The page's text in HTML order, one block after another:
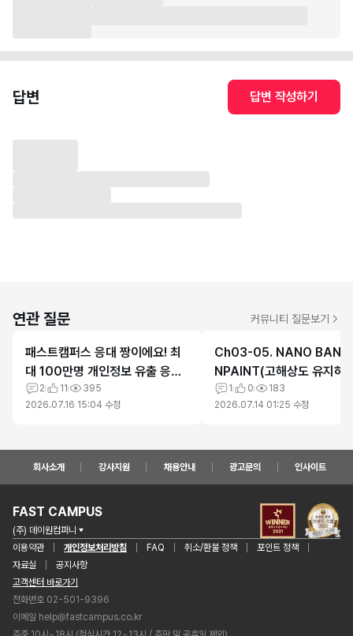
답변 답변 작성하기
연관 질문 커뮤니티 질문보기
패스트캠퍼스 응대 짱이에요! 최
대 100만명 개인정보 유출 응대
최고
2 11
395
2026.07.16 15:04 수정
Ch03-05. NANO
NPAINT(고해상도 유지하
의 자료 에러
1 0
183
2026.07.14 01:25 수정
회사소개 강사지원 채용안내 광고문의 인사이트
FAST CAMPUS
(주) 데이원컴퍼니
이용약관
개인정보처리방침 FAQ 취소/환불 정책
포인트 정책
자료실
공지사항
고객센터 바로가기
전화번호 02-501-9396
이메일 help@fastcampus.co.kr